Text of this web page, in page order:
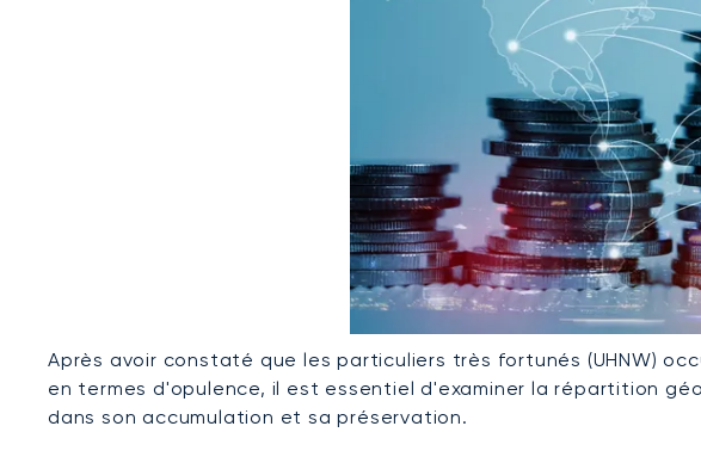
Après avoir constaté que les particuliers très fortunés (UHNW)
en termes d'opulence, il est essentiel d'examiner la répartition
dans son accumulation et sa préservation.